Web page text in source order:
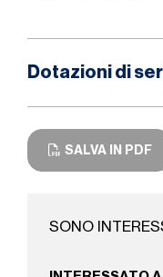
Dotazioni di
SALVA IN PDF
SONO